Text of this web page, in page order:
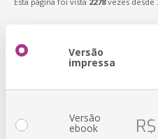
Versão
impressa
Versão
ebook